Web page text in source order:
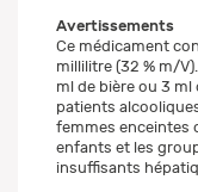
Avertissements
Ce médicament
millilitre (32 % m/
ml de bière ou 3 ml
patients
femmes enceintes
enfants et les
insuffisants